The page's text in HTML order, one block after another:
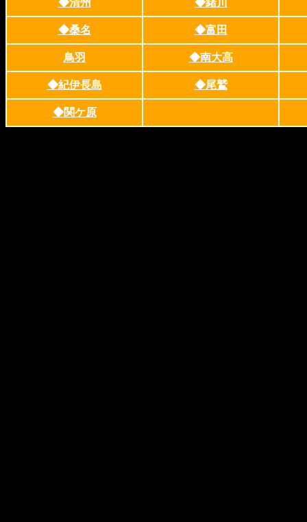
◆清州 ◆緒川
◆桑名 ◆富田
鳥羽 ◆南大高
◆紀伊長島 ◆尾鷲
◆関ケ原